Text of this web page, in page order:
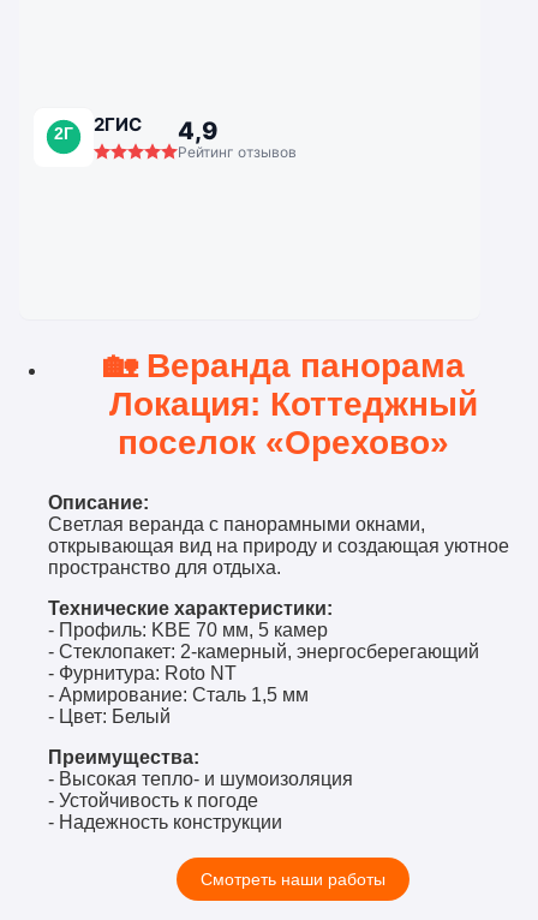
2Г 2ГИС 4,9
Рейтинг отзывов
🏡 Веранда панорама
Локация: Коттеджный
поселок «Орехово»
Описание:
Светлая веранда с панорамными окнами,
открывающая вид на природу и создающая уютное
пространство для отдыха.
Технические характеристики:
- Профиль: KBE 70 мм, 5 камер
- Стеклопакет: 2-камерный, энергосберегающий
- Фурнитура: Roto NT
- Армирование: Сталь 1,5 мм
- Цвет: Белый
Преимущества:
- Высокая тепло- и шумоизоляция
- Устойчивость к погоде
- Надежность конструкции
Смотреть наши работы